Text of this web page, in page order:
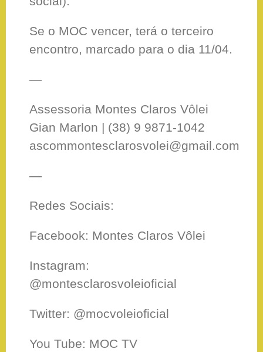
Se o MOC vencer, terá o terceiro
encontro, marcado para o dia 11/04.
—
Assessoria Montes Claros Vôlei
Gian Marlon | (38) 9 9871-1042
ascommontesclarosvolei@gmail.com
—
Redes Sociais:
Facebook: Montes Claros Vôlei
Instagram:
@montesclarosvoleioficial
Twitter: @mocvoleioficial
You Tube: MOC TV